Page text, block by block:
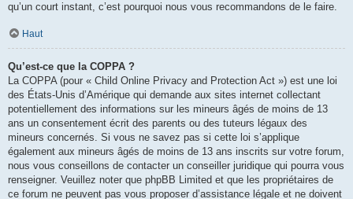
qu’un court instant, c’est pourquoi nous vous recommandons de le faire.
Haut
Qu’est-ce que la COPPA ?
La COPPA (pour « Child Online Privacy and Protection Act ») est une loi
des États-Unis d’Amérique qui demande aux sites internet collectant
potentiellement des informations sur les mineurs âgés de moins de 13
ans un consentement écrit des parents ou des tuteurs légaux des
mineurs concernés. Si vous ne savez pas si cette loi s’applique
également aux mineurs âgés de moins de 13 ans inscrits sur votre forum,
nous vous conseillons de contacter un conseiller juridique qui pourra vous
renseigner. Veuillez noter que phpBB Limited et que les propriétaires de
ce forum ne peuvent pas vous proposer d’assistance légale et ne doivent